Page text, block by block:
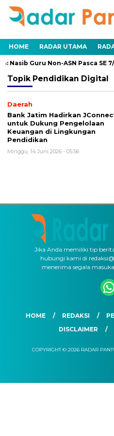
HOME RADAR UTAMA
Guru Non-ASN Pasca SE 7/
Topik Pendidikan Digital
Daerah
Bank Jatim Hadirkan
untuk Dukung Pengelolaan
Keuangan di Lingkungan
Pendidikan
Minggu, 14 Juni 2026 - 05:56
Jika Anda memiliki tip
hubungi kami di
menerima segala
HOME REDAKSI
DISCLAIMER
COPYRIGHT © 2026 RADAR